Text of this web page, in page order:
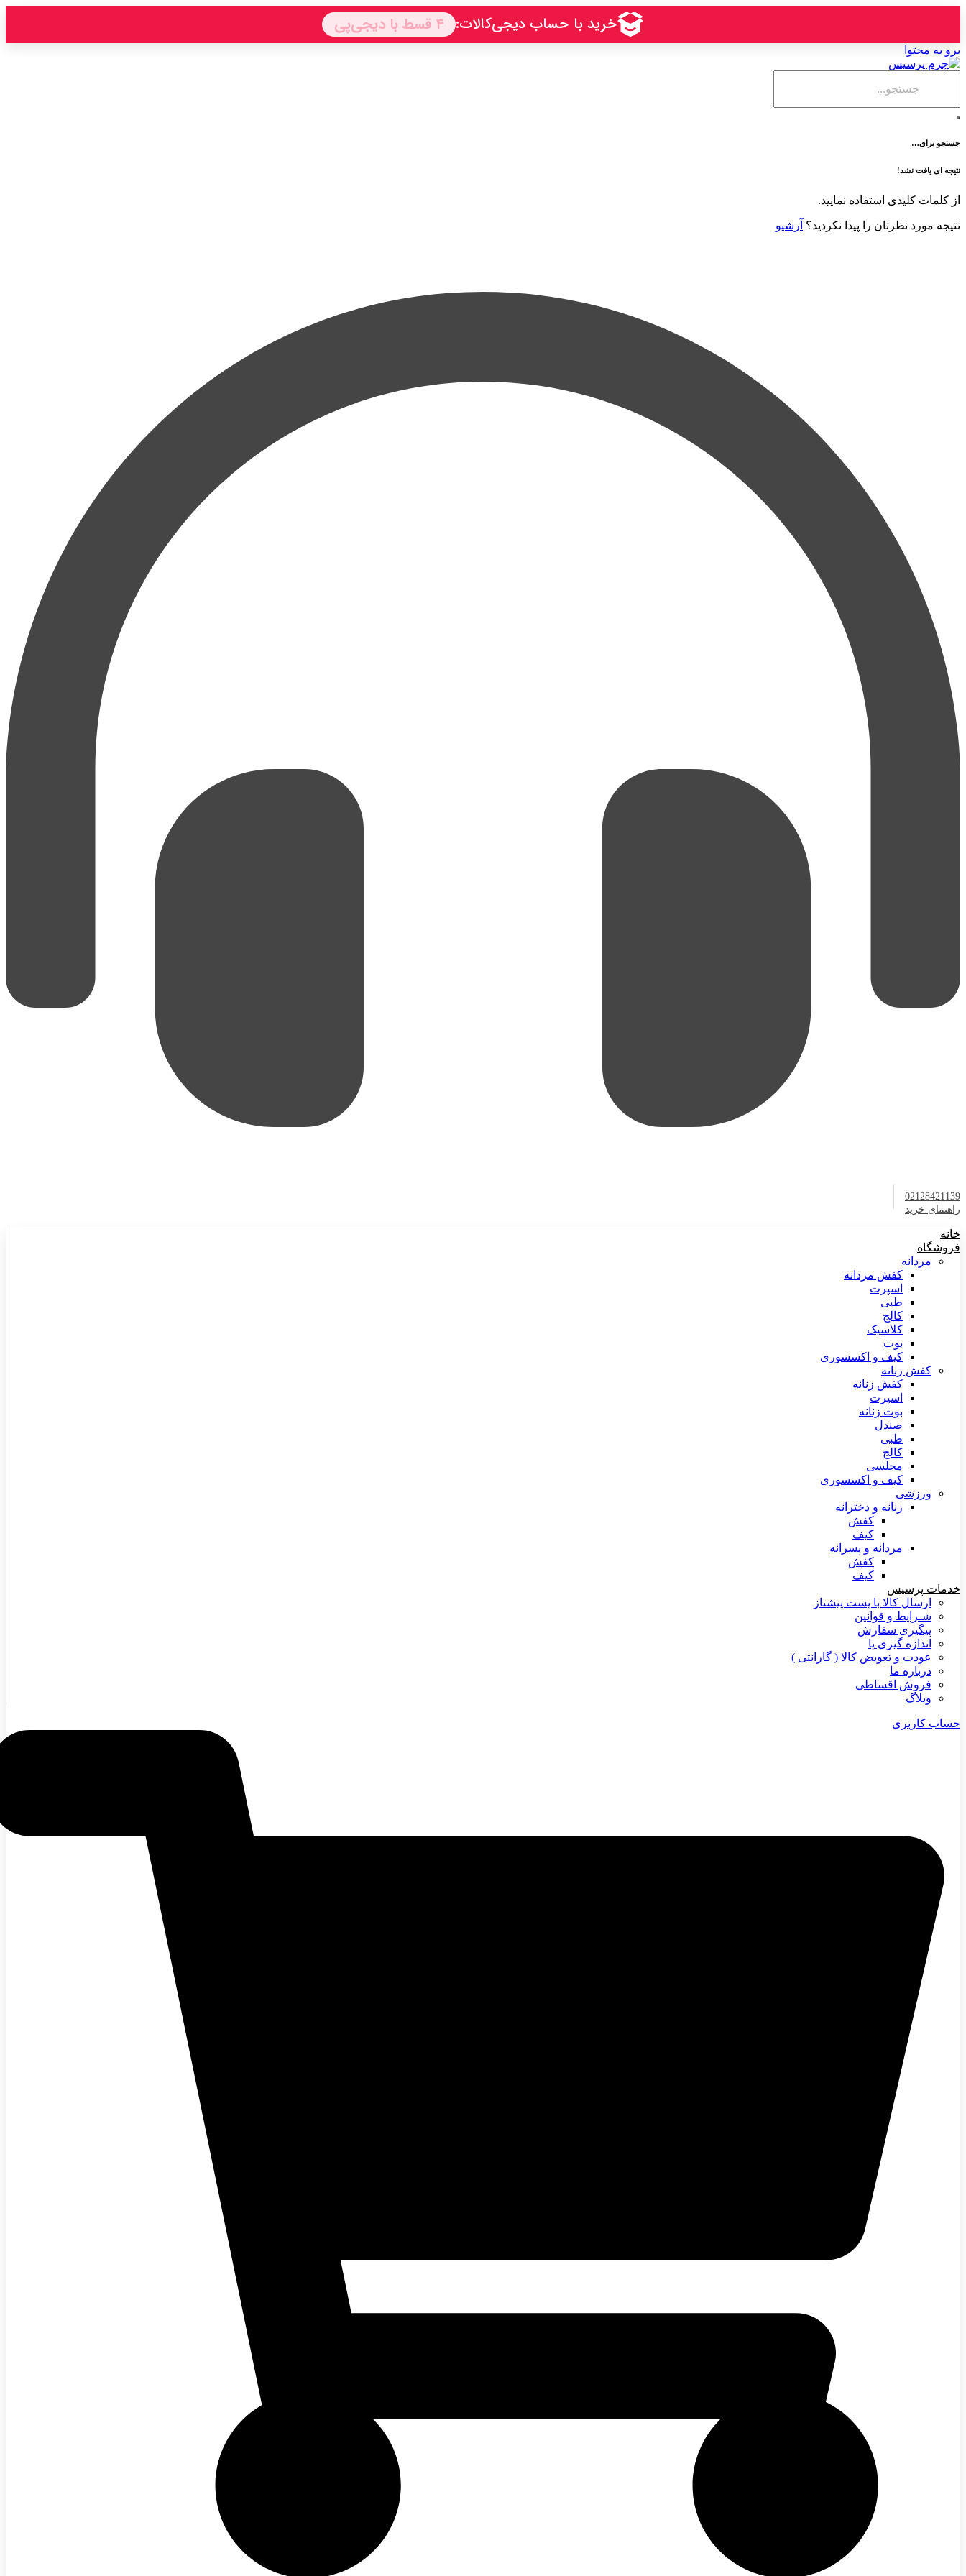
برو به محتوا
جستجو برای…
نتیجه ای یافت نشد!
از کلمات کلیدی استفاده نمایید.
نتیجه مورد نظرتان را پیدا نکردید؟ آرشیو
02128421139
راهنمای خرید
خانه
فروشگاه
مردانه
کفش مردانه
اسپرت
طبی
کالج
کلاسیک
بوت
کیف و اکسسوری
کفش زنانه
کفش زنانه
اسپرت
بوت زنانه
صندل
طبی
کالج
مجلسی
کیف و اکسسوری
ورزشی
زنانه و دخترانه
کفش
کیف
مردانه و پسرانه
کفش
کیف
خدمات پرسیس
ارسال کالا با پست پیشتاز
شـرایط و قوانین
پیگیری سفارش
اندازه گیری پا
عودت و تعویض کالا ( گارانتی )
درباره ما
فروش اقساطی
وبلاگ
حساب کاربری